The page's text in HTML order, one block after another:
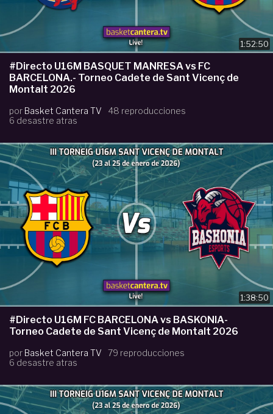
1:52:50
#Directo U16M BASQUET MANRESA vs FC
BARCELONA.- Torneo Cadete de Sant Vicenç de
Montalt 2026
por Basket Cantera TV
48 reproducciones
6 desastre atras
1:38:50
#Directo U16M FC BARCELONA vs BASKONIA-
Torneo Cadete de Sant Vicenç de Montalt 2026
por Basket Cantera TV
79 reproducciones
6 desastre atras